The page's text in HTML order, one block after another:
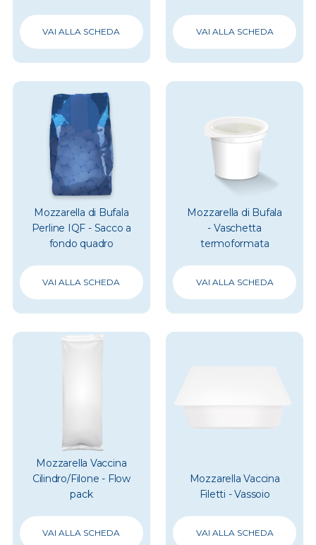
VAI ALLA SCHEDA VAI ALLA SCHEDA
Mozzarella di Bufala
Perline IQF - Sacco a
fondo quadro
VAI ALLA SCHEDA
Mozzarella di Bufala
- Vaschetta
termoformata
VAI ALLA SCHEDA
Mozzarella Vaccina
Cilindro/Filone - Flow
pack
VAI ALLA SCHEDA
Mozzarella Vaccina
Filetti - Vassoio
VAI ALLA SCHEDA